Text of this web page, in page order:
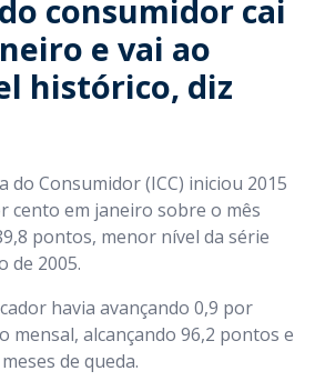
consumidor cai
e vai ao
histórico, diz
do Consumidor (ICC) iniciou 2015
cento em janeiro sobre o mês
pontos, menor nível da série
de 2005.
havia avançando 0,9 por
mensal, alcançando 96,2 pontos e
de queda.